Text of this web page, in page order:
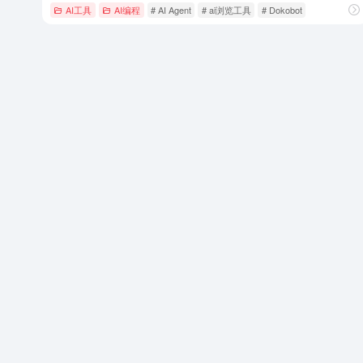
AI工具 AI编程 # AI Agent # ai浏览工具 # Dokobot